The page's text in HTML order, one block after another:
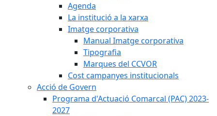
Agenda
La institució a la xarxa
Imatge corporativa
Manual Imatge corporativa
Tipografia
Marques del CCVOR
Cost campanyes institucionals
Acció de Govern
Programa d'Actuació Comarcal (PAC) 2023-
2027